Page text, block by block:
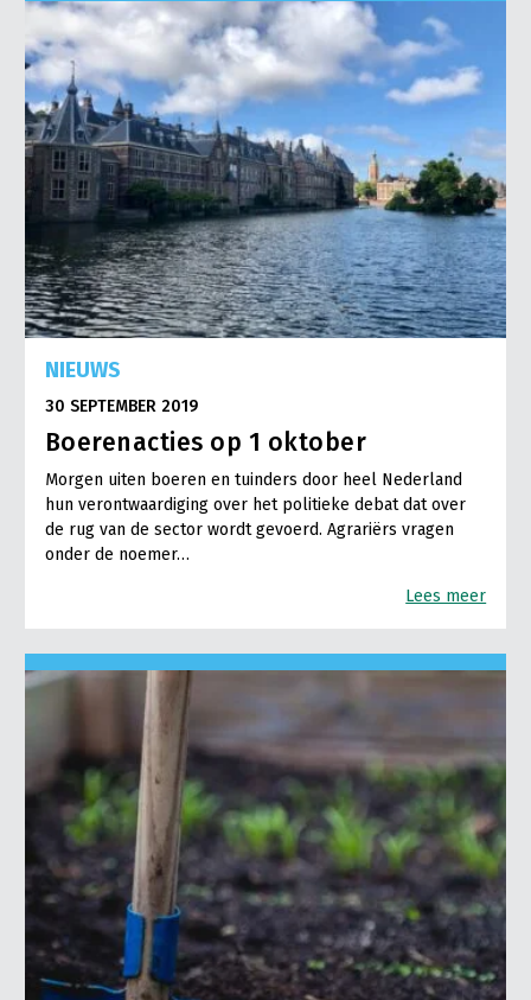
Konijnenhouderij
Melkveehouderij
Paardenhouderij
Pluimveehouderij
Schapenhouderij
Varkenshouderij
Vleesveehouderij
Bollenteelt
Bomen, vaste planten en zomerbloemen
Fruitteelt
Glastuinbouw
Paddenstoelen
Vollegrondsgroente
Vrouw en Bedrijf
Nieuws
Nieuwsabonnement
Webinars
Over LTO
LTO Nederland
Mensen
Bestuur en Directie
Medewerkers
Vakgroepbestuurders
Jaarverslag 2023
Vacatures
Pers
Contact
NIEUWS
30 SEPTEMBER 2019
Boerenacties op 1 oktober
Morgen uiten boeren en tuinders door heel Nederland
hun verontwaardiging over het politieke debat dat over
de rug van de sector wordt gevoerd. Agrariërs vragen
onder de noemer…
Lees meer